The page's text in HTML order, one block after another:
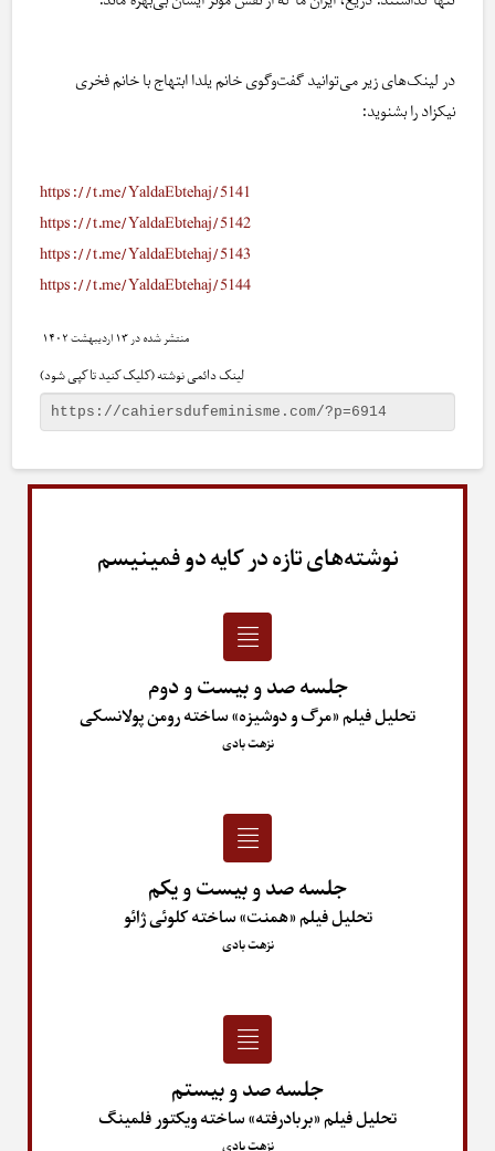
در لینک‌های زیر می‌توانید گفت‌و‌گوی خانم یلدا ابتهاج با خانم فخری
نیکزاد را بشنوید:
https://t.me/YaldaEbtehaj/5141
https://t.me/YaldaEbtehaj/5142
https://t.me/YaldaEbtehaj/5143
https://t.me/YaldaEbtehaj/5144
۱۳ اردیبهشت ۱۴۰۲
لینک دائمی نوشته (کلیک کنید تا کپی شود)
نوشته‌های تازه در کایه دو فمینیسم
جلسه صد و بیست و دوم
تحلیل فیلم «مرگ و دوشیزه» ساخته رومن پولانسکی
نزهت بادی
جلسه صد و بیست و یکم
تحلیل فیلم «همنت» ساخته کلوئی ژائو
نزهت بادی
جلسه صد و بیستم
تحلیل فیلم «بربادرفته» ساخته ویکتور فلمینگ